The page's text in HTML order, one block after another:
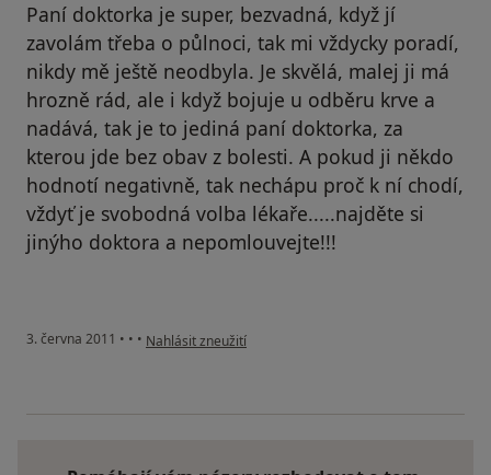
Paní doktorka je super, bezvadná, když jí
zavolám třeba o půlnoci, tak mi vždycky poradí,
nikdy mě ještě neodbyla. Je skvělá, malej ji má
hrozně rád, ale i když bojuje u odběru krve a
nadává, tak je to jediná paní doktorka, za
kterou jde bez obav z bolesti. A pokud ji někdo
hodnotí negativně, tak nechápu proč k ní chodí,
vždyť je svobodná volba lékaře.....najděte si
jinýho doktora a nepomlouvejte!!!
3. června 2011 • • • podle názoru uživatele Pacient
Nahlásit zneužití